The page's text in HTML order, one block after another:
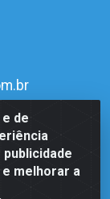
de
melhorar a
1815 -
- CNPJ